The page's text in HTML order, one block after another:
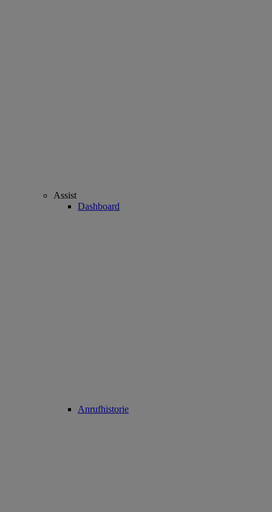
Assist
Dashboard
Anrufhistorie